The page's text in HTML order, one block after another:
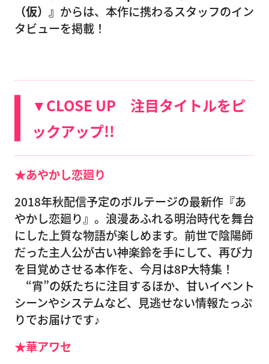
（仮）』 からは、本作に携わるスタッフのイン
タビューを掲載！
▼CLOSE UP 注目タイトルをピ
ックアップ!!
★あやかし恋廻り
2018年秋配信予定のボルテージの最新作『あ
やかし恋廻り』。浪漫あふれる明治時代を舞台
にした上質な物語が楽しめます。前世で陰陽師
だった主人公が古い神楽鈴を手にして、再び力
を目覚めさせる本作を、今月は8P大特集！
“宵”の妖たちに注目するほか、甘いイベント
シーンやシステムなど、見逃せない情報たっぷ
りでお届けです♪
★華アワセ